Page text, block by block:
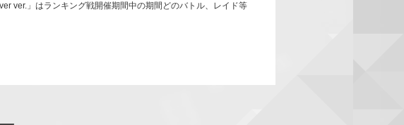
ver.」はランキング戦開催期間中の期間どのバトル、レイド等